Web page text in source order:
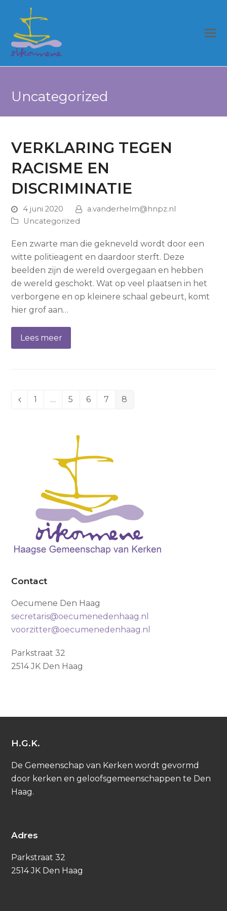
Uncategorized
VERKLARING TEGEN
RACISME EN
DISCRIMINATIE
4 juni 2020
a.vanderhelm@hnpz.nl
Uncategorized
Een zwarte man die gekneveld wordt door een
witte politieagent en daardoor sterft. Deze
beelden zijn de wereld overgegaan en hebben
de wereld geschokt. Wat op veel plaatsen in het
verborgene en op kleinere schaal gebeurt, komt
hier grof aan…
Lees meer
VorigePage
1 … Page
5 Page
6 Page
7 Page
8
Contact
Oecumene Den Haag
secretaris@oecumenedenhaag.nl
voorzitter@oecumenedenhaag.nl
Parkstraat 32
2514 JK Den Haag
H.G.K.
De Gemeenschap van Kerken wordt gevormd
door kerken en geloofsgemeenschappen te Den
Haag.
Adres
Parkstraat 32
2514 JK Den Haag